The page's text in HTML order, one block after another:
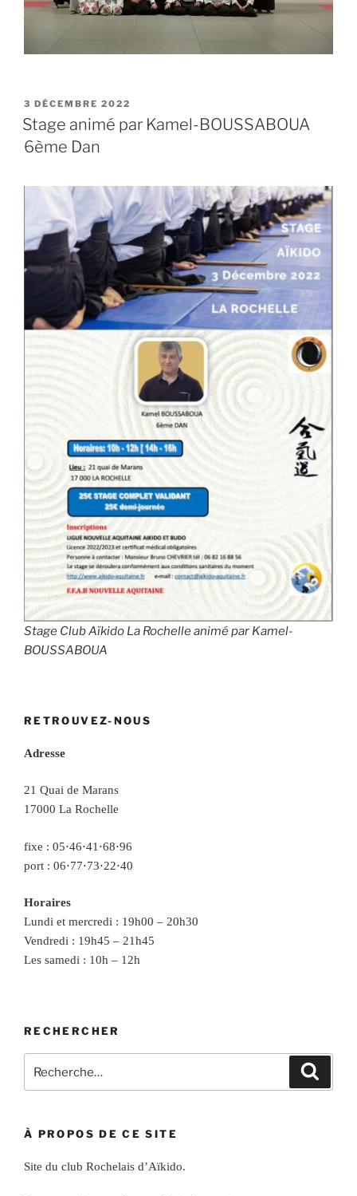
PUBLIÉ
LE
3 DÉCEMBRE 2022
Stage animé par Kamel-BOUSSABOUA
6ème Dan
Stage Club Aïkido La Rochelle animé par Kamel-
BOUSSABOUA
RETROUVEZ-NOUS
Adresse
21 Quai de Marans
17000 La Rochelle
fixe : 05⋅46⋅41⋅68⋅96
port : 06⋅77⋅73⋅22⋅40
Horaires
Lundi et mercredi : 19h00 – 20h30
Vendredi : 19h45 – 21h45
Les samedi : 10h – 12h
RECHERCHER
pour
À PROPOS DE CE SITE
Site du club Rochelais d’Aïkido.